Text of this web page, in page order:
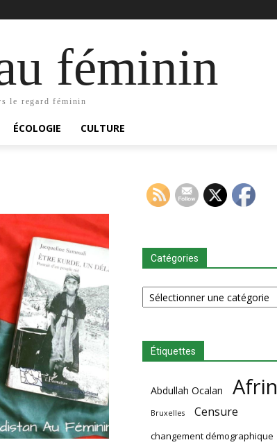
féminin
le regard féminin
ÉCOLOGIE CULTURE
Catégories
Catégories
Étiquettes
Abdullah Ocalan Afrin
Bruxelles Censure
changement démographique